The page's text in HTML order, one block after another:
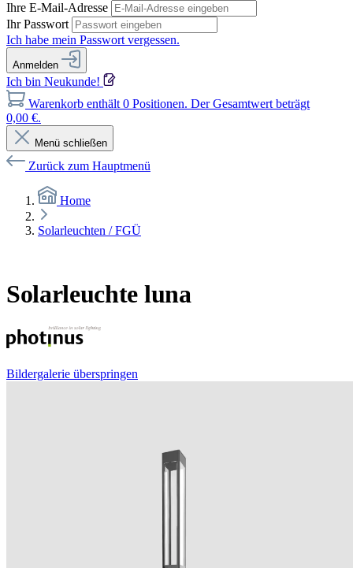
Ihre E-Mail-Adresse
Ihr Passwort
Ich habe mein Passwort vergessen.
Anmelden
Ich bin Neukunde!
Warenkorb enthält 0 Positionen. Der Gesamtwert beträgt
0,00 €.
Menü schließen
Zurück zum Hauptmenü
Home
Solarleuchten / FGÜ
Solarleuchte luna
Bildergalerie überspringen